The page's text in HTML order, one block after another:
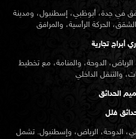
في جدة، أبوظبي، إسطنبول، ومدينة
أبراج تجارية
الرياض، الدوحة، والمنامة، مع تخطيط
الحدائق
فلل
الدوحة، الرياض، وإسطنبول. تشمل